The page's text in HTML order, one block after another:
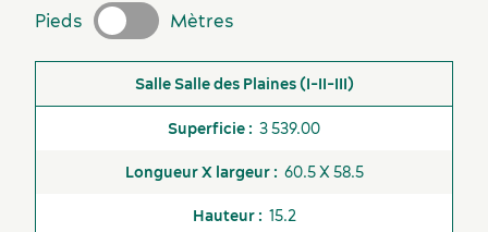
Pieds Mètres
Superficie Longueur X largeur
Salle des Plaines (I-II-III)
3 539.00
60.5 X 58.5
15.2